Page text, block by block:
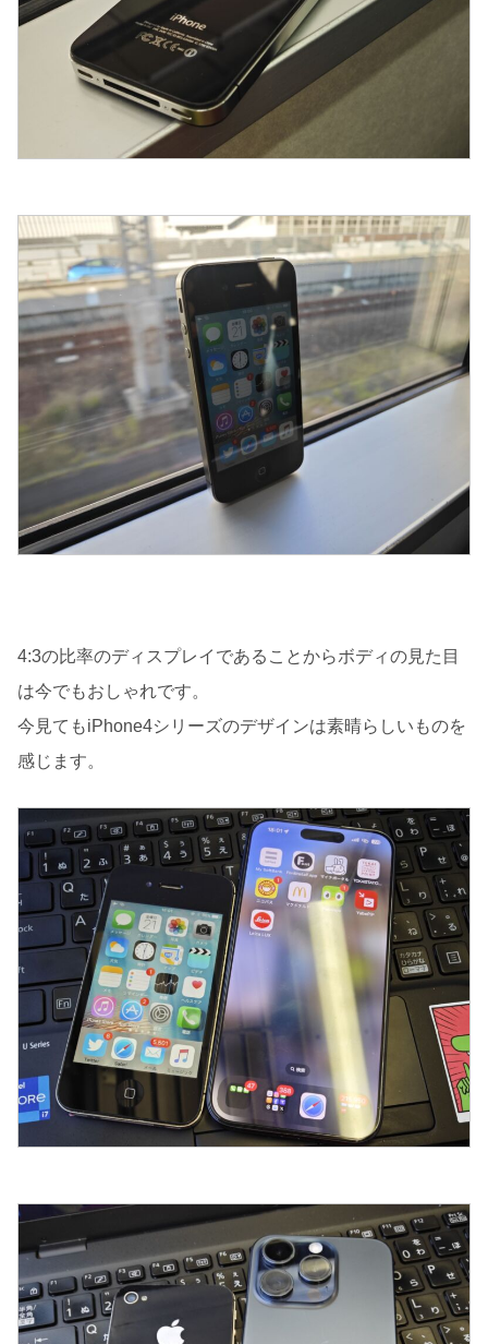
4:3の比率のディスプレイであることからボディの見た目
は今でもおしゃれです。
今見てもiPhone4シリーズのデザインは素晴らしいものを
感じます。